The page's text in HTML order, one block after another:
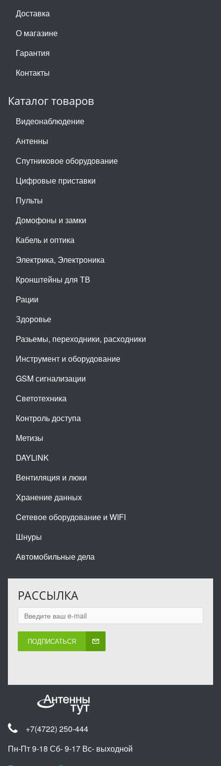
Доставка
О магазине
Гарантия
Контакты
Каталог товаров
Видеонаблюдение
Антенны
Спутниковое оборудование
Цифровые приставки
Пульты
Домофоны и замки
Кабель и оптика
Электрика, Электроника
Кронштейны для ТВ
Рации
Здоровье
Разьемы, переходники, расходники
Инструмент и оборудование
GSM сигнализации
Светотехника
Контроль доступа
Метизы
DAYLiNK
Вентиляция и люки
Хранение данных
Cетевое оборудование и WIFI
Шнуры
Автомобильные дела
РАССЫЛКА
ПОДПИСАТЬСЯ
+7(4722) 250-444
Пн-Пт 9-18 Сб- 9-17 Вс- выходной